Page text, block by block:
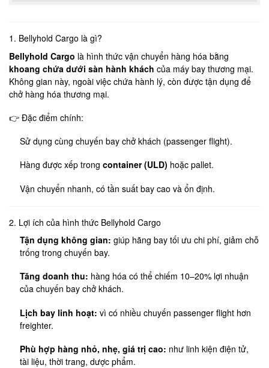
1. Bellyhold Cargo là gì?
Bellyhold Cargo là hình thức vận chuyển hàng hóa bằng
khoang chứa dưới sàn hành khách của máy bay thương mại.
Không gian này, ngoài việc chứa hành lý, còn được tận dụng để
chở hàng hóa thương mại.
👉 Đặc điểm chính:
Sử dụng cùng chuyến bay chở khách (passenger flight).
Hàng được xếp trongcontainer (ULD) hoặc pallet.
Vận chuyển nhanh, có tần suất bay cao và ổn định.
2. Lợi ích của hình thức Bellyhold Cargo
Tận dụng không gian: giúp hãng bay tối ưu chi phí, giảm chỗ
trống trong chuyến bay.
Tăng doanh thu: hàng hóa có thể chiếm 10–20% lợi nhuận
của chuyến bay chở khách.
Lịch bay linh hoạt: vì có nhiều chuyến passenger flight hơn
freighter.
Phù hợp hàng nhỏ, nhẹ, giá trị cao: như linh kiện điện tử,
tài liệu, thời trang, dược phẩm.